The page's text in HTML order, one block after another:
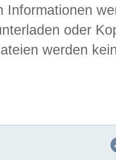
Informationen
oder
werden